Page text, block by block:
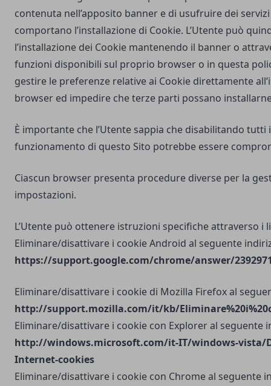
contenuta nell’apposito banner e di usufruire dei
comportano l’installazione di Cookie. L’Utente può
l’installazione dei Cookie mantenendo il banner o
funzioni disponibili sul proprio browser o in questa
gestire le preferenze relative ai Cookie direttamente
browser ed impedire che terze parti possano
È importante che l’Utente sappia che disabilitando tutti
funzionamento di questo Sito potrebbe essere
Ciascun browser presenta procedure diverse per la
impostazioni.
L’Utente può ottenere istruzioni specifiche attraverso i
Eliminare/disattivare i cookie Android al seguente
https://support.google.com/chrome/answer/
Eliminare/disattivare i cookie di Mozilla Firefox al
http://support.mozilla.com/it/kb/
Eliminare/disattivare i cookie con Explorer al seguente
http://windows.microsoft.com/it-IT/windows-vista/
Internet-cookies
Eliminare/disattivare i cookie con Chrome al seguente